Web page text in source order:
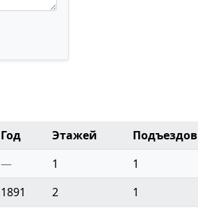
Год Этажей Подъездов
— 1 1
1891 2 1